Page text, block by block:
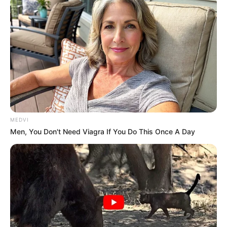
--ad5
🏛️
Projeto de lei em análise no Congresso
O Projeto de Lei 1336/2022, que trata da concessão deAdicional
de Insalubridade em grau máximo (40%)sobre o salário-base
dos ACS e ACE, entrou oficialmente na pauta da Comissão de
MEDVI
Men, You Don't Need Viagra If You Do This Once A Day